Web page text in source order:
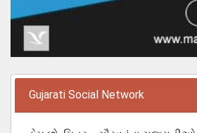
Gujarati Social Network